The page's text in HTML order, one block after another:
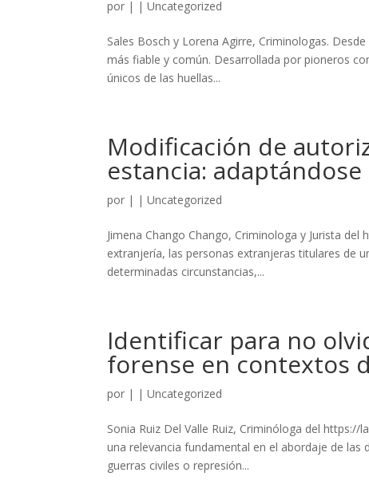
por | |Uncategorized
Sales Bosch y Lorena Agirre, Criminologas.
más fiable y común. Desarrollada por pioneros
únicos de las huellas...
Modificación de
estancia:
por | |Uncategorized
Jimena Chango Chango, Criminologa y Jurista
extranjería, las personas extranjeras titulares de
determinadas circunstancias,...
Identificar para no
forense en contextos
por | |Uncategorized
Sonia Ruiz Del Valle Ruiz, Criminóloga del
una relevancia fundamental en el abordaje de
guerras civiles o represión...